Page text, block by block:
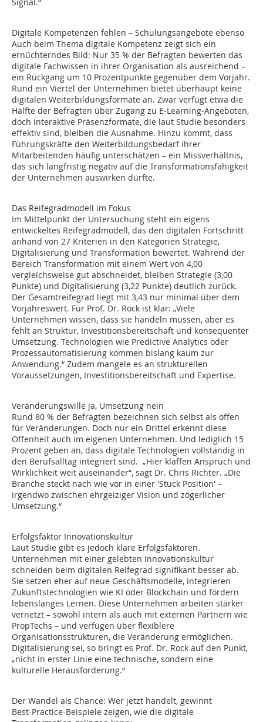
Signal.“
Digitale Kompetenzen fehlen – Schulungsangebote ebenso
Auch beim Thema digitale Kompetenz zeigt sich ein
ernüchterndes Bild: Nur 35 % der Befragten bewerten das
digitale Fachwissen in ihrer Organisation als ausreichend –
ein Rückgang um 10 Prozentpunkte gegenüber dem Vorjahr.
Rund ein Viertel der Unternehmen bietet überhaupt keine
digitalen Weiterbildungsformate an. Zwar verfügt etwa die
Hälfte der Befragten über Zugang zu E-Learning-Angeboten,
doch interaktive Präsenzformate, die laut Studie besonders
effektiv sind, bleiben die Ausnahme. Hinzu kommt, dass
Führungskräfte den Weiterbildungsbedarf ihrer
Mitarbeitenden häufig unterschätzen – ein Missverhältnis,
das sich langfristig negativ auf die Transformationsfähigkeit
der Unternehmen auswirken dürfte.
Das Reifegradmodell im Fokus
Im Mittelpunkt der Untersuchung steht ein eigens
entwickeltes Reifegradmodell, das den digitalen Fortschritt
anhand von 27 Kriterien in den Kategorien Strategie,
Digitalisierung und Transformation bewertet. Während der
Bereich Transformation mit einem Wert von 4,00
vergleichsweise gut abschneidet, bleiben Strategie (3,00
Punkte) und Digitalisierung (3,22 Punkte) deutlich zurück.
Der Gesamtreifegrad liegt mit 3,43 nur minimal über dem
Vorjahreswert. Für Prof. Dr. Rock ist klar: „Viele
Unternehmen wissen, dass sie handeln müssen, aber es
fehlt an Struktur, Investitionsbereitschaft und konsequenter
Umsetzung. Technologien wie Predictive Analytics oder
Prozessautomatisierung kommen bislang kaum zur
Anwendung.“ Zudem mangele es an strukturellen
Voraussetzungen, Investitionsbereitschaft und Expertise.
Veränderungswille ja, Umsetzung nein
Rund 80 % der Befragten bezeichnen sich selbst als offen
für Veränderungen. Doch nur ein Drittel erkennt diese
Offenheit auch im eigenen Unternehmen. Und lediglich 15
Prozent geben an, dass digitale Technologien vollständig in
den Berufsalltag integriert sind. „Hier klaffen Anspruch und
Wirklichkeit weit auseinander“, sagt Dr. Chris Richter. „Die
Branche steckt nach wie vor in einer 'Stuck Position' –
irgendwo zwischen ehrgeiziger Vision und zögerlicher
Umsetzung.“
Erfolgsfaktor Innovationskultur
Laut Studie gibt es jedoch klare Erfolgsfaktoren.
Unternehmen mit einer gelebten Innovationskultur
schneiden beim digitalen Reifegrad signifikant besser ab.
Sie setzen eher auf neue Geschäftsmodelle, integrieren
Zukunftstechnologien wie KI oder Blockchain und fördern
lebenslanges Lernen. Diese Unternehmen arbeiten stärker
vernetzt – sowohl intern als auch mit externen Partnern wie
PropTechs – und verfügen über flexiblere
Organisationsstrukturen, die Veränderung ermöglichen.
Digitalisierung sei, so bringt es Prof. Dr. Rock auf den Punkt,
„nicht in erster Linie eine technische, sondern eine
kulturelle Herausforderung.“
Der Wandel als Chance: Wer jetzt handelt, gewinnt
Best-Practice-Beispiele zeigen, wie die digitale